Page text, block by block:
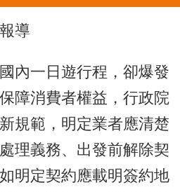
導
內一日遊行程，卻爆發
障消費者權益，行政院
規範，明定業者應清楚
理義務、出發前解除契
明定契約應載明簽約地